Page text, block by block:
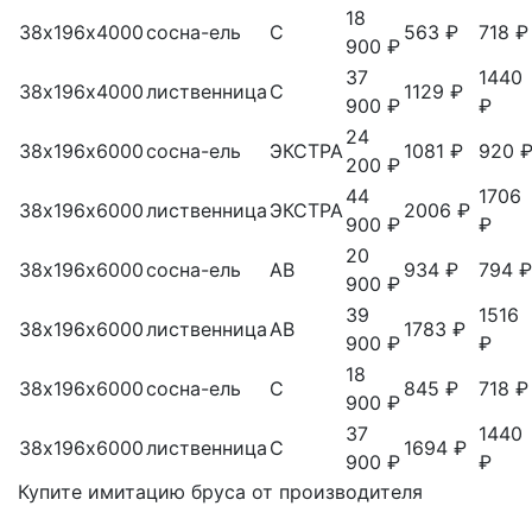
38х196х4000сосна-ель С
18
900 ₽
563 ₽ 718 ₽
38х196х4000лиственница С
37
900 ₽
1129 ₽
1440
₽
38х196х6000сосна-ель ЭКСТРА
24
200 ₽
1081 ₽ 920 ₽
38х196х6000лиственница ЭКСТРА
44
900 ₽
2006 ₽
1706
₽
38х196х6000сосна-ель АВ
20
900 ₽
934 ₽ 794 ₽
38х196х6000лиственница АВ
39
900 ₽
1783 ₽
1516
₽
38х196х6000сосна-ель С
18
900 ₽
845 ₽ 718 ₽
38х196х6000лиственница С
37
900 ₽
1694 ₽
1440
₽
Купите имитацию бруса от производителя